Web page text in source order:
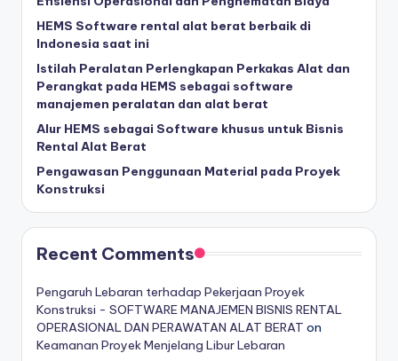
HEMS Software rental alat berat berbaik di
Indonesia saat ini
Istilah Peralatan Perlengkapan Perkakas Alat dan
Perangkat pada HEMS sebagai software
manajemen peralatan dan alat berat
Alur HEMS sebagai Software khusus untuk Bisnis
Rental Alat Berat
Pengawasan Penggunaan Material pada Proyek
Konstruksi
Recent Comments
Pengaruh Lebaran terhadap Pekerjaan Proyek
Konstruksi - SOFTWARE MANAJEMEN BISNIS RENTAL
OPERASIONAL DAN PERAWATAN ALAT BERAT on
Keamanan Proyek Menjelang Libur Lebaran